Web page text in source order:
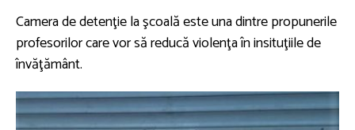
Camera de detenţie la şcoală este una dintre propunerile
profesorilor care vor să reducă violenţa în insituţiile de
învăţământ.